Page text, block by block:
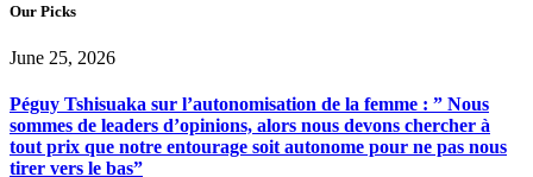
Our Picks
June 25, 2026
Péguy Tshisuaka sur l’autonomisation de la femme : ” Nous
sommes de leaders d’opinions, alors nous devons chercher à
tout prix que notre entourage soit autonome pour ne pas nous
tirer vers le bas”